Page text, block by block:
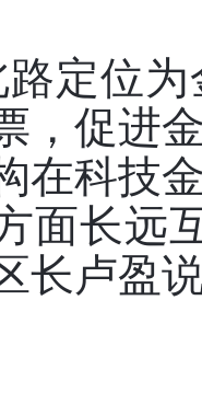
路定位
，促进
在科技
面长远
长卢盈说